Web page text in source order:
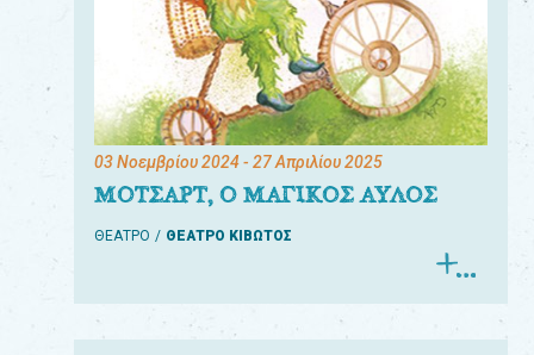
03 Νοεμβρίου 2024- 27 Απριλίου 2025
ΜΟΤΣΑΡΤ, Ο ΜΑΓΙΚΟΣ ΑΥΛΟΣ
ΘΕΑΤΡΟ ΘΕΑΤΡΟ ΚΙΒΩΤΟΣ